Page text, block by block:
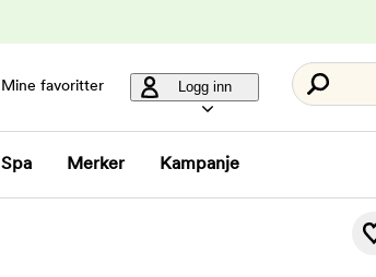
Mine favoritter Logg inn
Spa Merker Kampanje